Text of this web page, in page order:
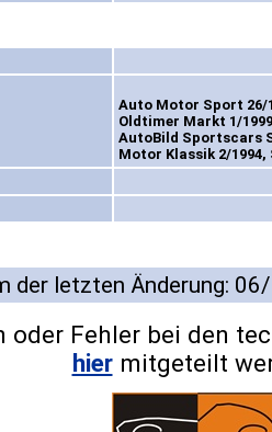
Auto Motor Sport 26/
Oldtimer Markt 1/
AutoBild Sportscars
Motor Klassik 2/1994,
der letzten Änderung:
oder Fehler bei den
hiermitgeteilt